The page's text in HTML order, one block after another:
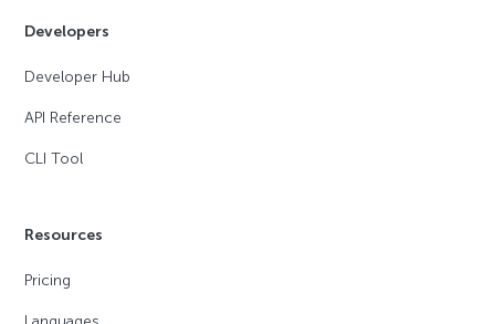
Developers
Developer Hub
API Reference
CLI Tool
Resources
Pricing